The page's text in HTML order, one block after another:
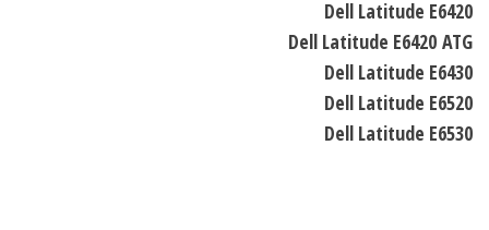
Dell Latitude E6420
Dell Latitude E6420 ATG
Dell Latitude E6430
Dell Latitude E6520
Dell Latitude E6530